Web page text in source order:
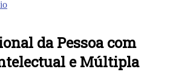
da Pessoa com
e Múltipla